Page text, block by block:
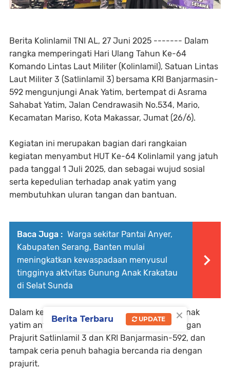
Berita Kolinlamil TNI AL, 27 Juni 2025 ------- Dalam
rangka memperingati Hari Ulang Tahun Ke-64
Komando Lintas Laut Militer (Kolinlamil), Satuan Lintas
Laut Militer 3 (Satlinlamil 3) bersama KRI Banjarmasin-
592 mengunjungi Anak Yatim, bertempat di Asrama
Sahabat Yatim, Jalan Cendrawasih No.534, Mario,
Kecamatan Mariso, Kota Makassar, Jumat (26/6).
Kegiatan ini merupakan bagian dari rangkaian
kegiatan menyambut HUT Ke-64 Kolinlamil yang jatuh
pada tanggal 1 Juli 2025, dan sebagai wujud sosial
serta kepedulian terhadap anak yatim yang
membutuhkan uluran tangan dan bantuan.
Baca Juga : Warga sekitar Pantai Anyer,
Kabupaten Serang, Banten mulai
meningkatkan kewaspadaan menyusul
tingginya aktvitas Gunung Anak Krakatau
di Selat Sunda
Dalam kegiatan kunjungan tersebut, terlihat anak
yatim antusias menerima kedatangan rombongan
Prajurit Satlinlamil 3 dan KRI Banjarmasin-592, dan
tampak ceria penuh bahagia bercanda ria dengan
prajurit.
×
Berita Terbaru UPDATE